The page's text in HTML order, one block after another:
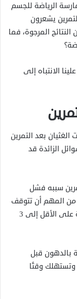
الرياضة للجسم
يشعرون
المرجوة، فما
الانتباه إلى
بعد التمرين
الزائدة قد
سببه فشل
من المهم أن تتوقف
عن تناول الطعام قبل بدء التمرين بنصف ساعة على الأقل إلى 3
بالدهون قبل
وقتًا